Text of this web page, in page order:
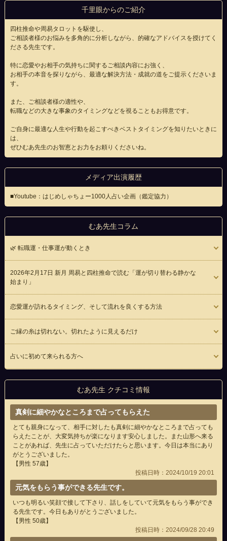
千里眼からのご紹介
四柱推命や周易タロットを駆使し、
ご相談者様のお悩みを多角的に分析しながら、的確なアドバイスを授けてく
ださる先生です。
特に恋愛やお相手の気持ちに関するご相談内容にお強く、
お相手の本音を探りながら、最適な解決方法・成就の道をご提示くださいま
す。
また、ご相談者様の適性や、
転職などの大きな事象のタイミングなどを視ることもお得意です。
ご自身に最適な人生や行動を起こすべきベストタイミングを知りたいときに
は、
ぜひむあ先生のお智恵とお力をお頼りくださいね。
メディア出演履歴
■Youtube：はじめしゃちょー1000人占い企画（鑑定協力）
むあ先生コラム
🌿 転職運・仕事運が動くとき
2026年2月17日 新月 周易と四柱推命で読む「運が切り替わる静かな
始まり」
恋愛運が訪れるタイミング、そして流れを良くする方法
ご縁の糸は切れない。切れたように見えるだけ
占いに初めて来られる方へ
むあ先生 クチコミ情報
真剣に細やかなところまで占ってもらえた
とても親身になって、相手に対したも真剣に細やかなところまで占っても
らえたことが、大変気持ちが楽になります安心しました。また山形へ来る
ことがあれば、先生に占っていただけたらと思います。今日は本当にあり
がとうございました。
【男性 57歳】
投稿日時：2024/10/19 20:01
元気をもらう事ができる先生です。
いつも明るい笑顔で接して下さり、話しをしていて元気をもらう事ができ
る先生です。今日もありがとうございました。
【男性 50歳】
投稿日時：2024/09/28 20:49